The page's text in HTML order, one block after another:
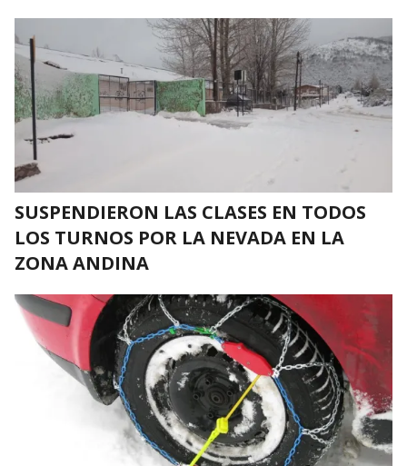
SUSPENDIERON LAS CLASES EN TODOS
LOS TURNOS POR LA NEVADA EN LA
ZONA ANDINA